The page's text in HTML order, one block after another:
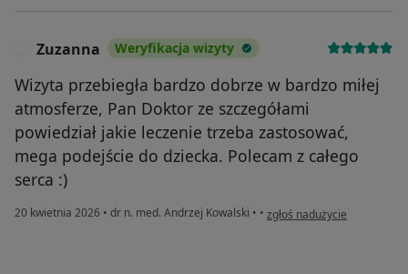
Zuzanna Weryfikacja wizyty
Wizyta przebiegła bardzo dobrze w bardzo miłej
atmosferze, Pan Doktor ze szczegółami
powiedział jakie leczenie trzeba zastosować,
mega podejście do dziecka. Polecam z całego
serca :)
20 kwietnia 2026 • dr n. med. Andrzej Kowalski • • w opinii użytkownika
zgłoś nadużycie